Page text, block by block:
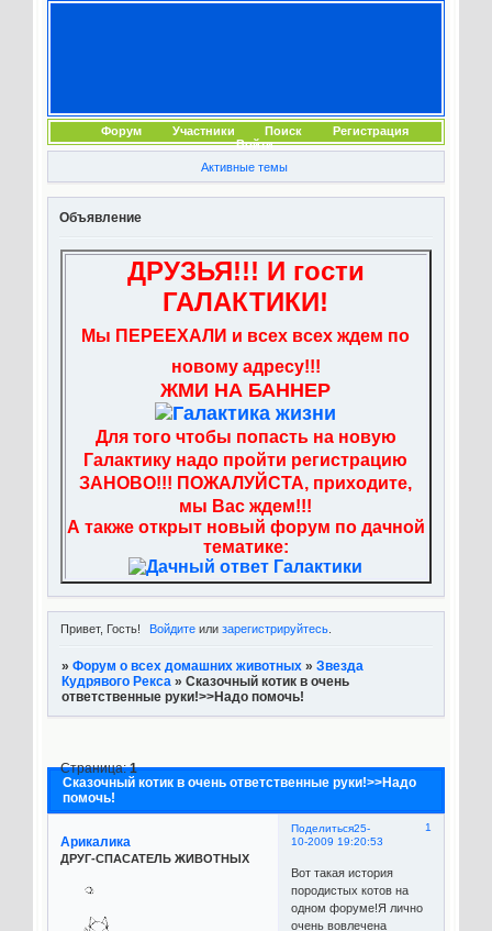
Форум Участники Поиск
Регистрация
Войти
Активные темы
Объявление
ДРУЗЬЯ!!! И гости
ГАЛАКТИКИ!
Мы ПЕРЕЕХАЛИ и всех всех ждем по
новому адресу!!!
ЖМИ НА БАННЕР
Для того чтобы попасть на новую
Галактику надо пройти регистрацию
ЗАНОВО!!! ПОЖАЛУЙСТА, приходите,
мы Вас ждем!!!
А также открыт новый форум по дачной
тематике:
Привет, Гость! Войдите илизарегистрируйтесь
» Форум о всех домашних животных » Звезда
Кудрявого Рекса » Сказочный котик в очень
ответственные руки!>>Надо помочь!
Сказочный котик в очень ответственные руки!>>Надо
помочь!
Страница:1
Поделиться 1
25-
10-2009 19:20:53
Арикалика
ДРУГ-СПАСАТЕЛЬ ЖИВОТНЫХ
Вот такая история
породистых котов на
одном форуме!Я лично
очень вовлечена